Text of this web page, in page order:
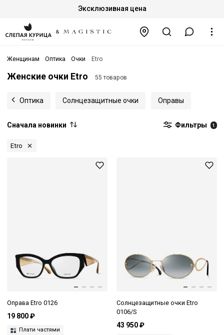
Эксклюзивная цена
Женщинам Оптика Очки Etro
Женские очки Etro 55 товаров
Оптика Солнцезащитные очки Оправы
Сначала новинки Фильтры 1
Etro
Оправа Etro 0126
19 800 ₽
Плати частями
Солнцезащитные очки Etro
0106/S
43 950 ₽